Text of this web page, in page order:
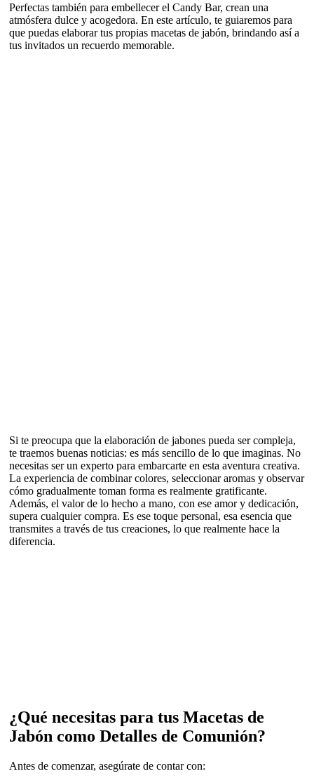
Perfectas también para embellecer el Candy Bar, crean una
atmósfera dulce y acogedora. En este artículo, te guiaremos para
que puedas elaborar tus propias macetas de jabón, brindando así a
tus invitados un recuerdo memorable.
Si te preocupa que la elaboración de jabones pueda ser compleja,
te traemos buenas noticias: es más sencillo de lo que imaginas. No
necesitas ser un experto para embarcarte en esta aventura creativa.
La experiencia de combinar colores, seleccionar aromas y observar
cómo gradualmente toman forma es realmente gratificante.
Además, el valor de lo hecho a mano, con ese amor y dedicación,
supera cualquier compra. Es ese toque personal, esa esencia que
transmites a través de tus creaciones, lo que realmente hace la
diferencia.
¿Qué necesitas para tus Macetas de
Jabón como Detalles de Comunión?
Antes de comenzar, asegúrate de contar con: